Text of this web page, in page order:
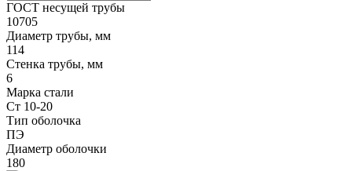
ГОСТ несущей трубы
10705
Диаметр трубы, мм
114
Стенка трубы, мм
6
Марка стали
Ст 10-20
Тип оболочка
ПЭ
Диаметр оболочки
180